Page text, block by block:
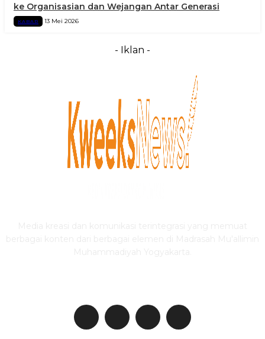
ke Organisasian dan Wejangan Antar Generasi
KABAR 13 Mei 2026
- Iklan -